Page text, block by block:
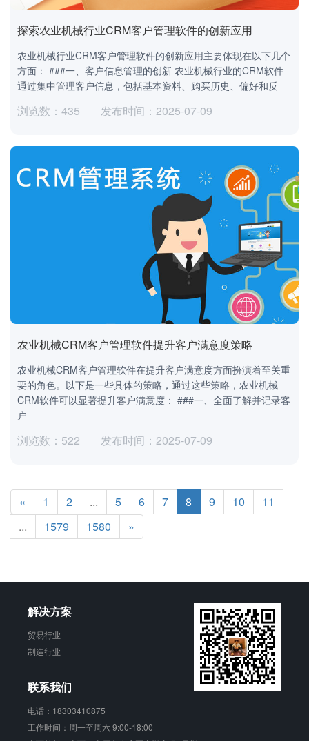
探索农业机械行业CRM客户管理软件的创新应用
农业机械行业CRM客户管理软件的创新应用主要体现在以下几个
方面： ###一、客户信息管理的创新 农业机械行业的CRM软件
通过集中管理客户信息，包括基本资料、购买历史、偏好和反
浏览数：435 发布时间：2025-07-09
农业机械CRM客户管理软件提升客户满意度策略
农业机械CRM客户管理软件在提升客户满意度方面扮演着至关重
要的角色。以下是一些具体的策略，通过这些策略，农业机械
CRM软件可以显著提升客户满意度： ###一、全面了解并记录客
户
浏览数：522 发布时间：2025-07-09
« 1 2 ... 5 6 7 8 9 10
11
...
1579 1580 »
解决方案
贸易行业
制造行业
联系我们
电话：18303410875
工作时间：周一至周六 9:00-18:00